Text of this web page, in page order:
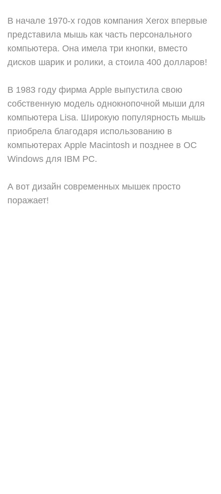
В начале 1970-х годов компания Xerox впервые
представила мышь как часть персонального
компьютера. Она имела три кнопки, вместо
дисков шарик и ролики, а стоила 400 долларов!
В 1983 году фирма Apple выпустила свою
собственную модель однокнопочной мыши для
компьютера Lisa. Широкую популярность мышь
приобрела благодаря использованию в
компьютерах Apple Macintosh и позднее в ОС
Windows для IBM PC.
А вот дизайн современных мышек просто
поражает!